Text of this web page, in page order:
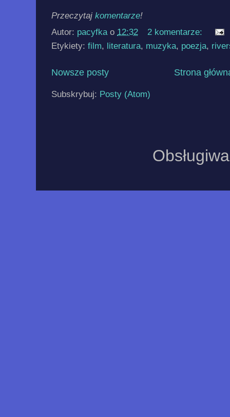
Przeczytaj komentarze!
Autor: pacyfka o 12:32
2 komentarze:
Etykiety: film, literatura, muzyka, poezja,
Nowsze posty Strona
Subskrybuj: Posty (Atom)